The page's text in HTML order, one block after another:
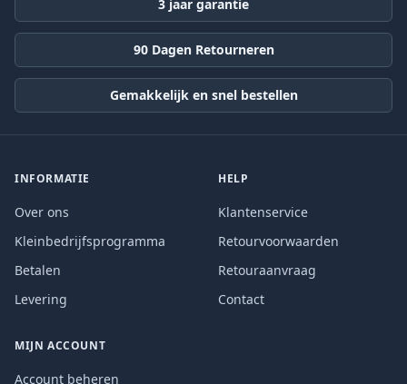
3 jaar garantie
90 Dagen Retourneren
Gemakkelijk en snel bestellen
INFORMATIE
Over ons
Kleinbedrijfsprogramma
Betalen
Levering
HELP
Klantenservice
Retourvoorwaarden
Retouraanvraag
Contact
MIJN ACCOUNT
Account beheren